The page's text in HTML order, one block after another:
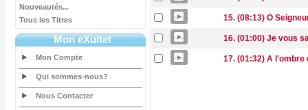
Nouveautés...
Tous les Titres
Mon eXultet
Mon Compte
Qui sommes-nous?
Nous Contacter
15. (08:13) O
16. (01:00) Je vous
17. (01:32) A